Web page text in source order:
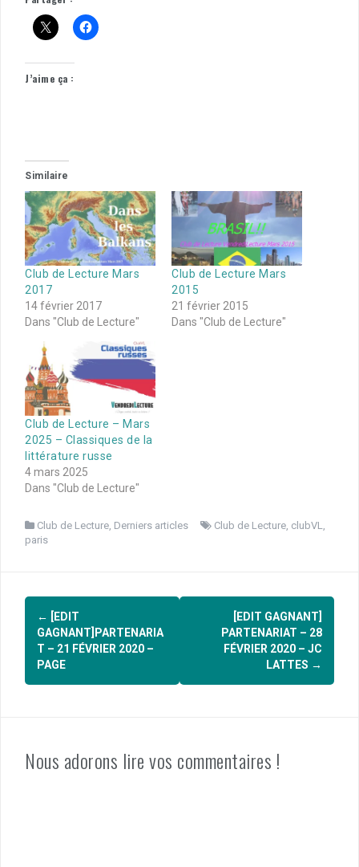
J’aime ça :
Similaire
Club de Lecture Mars
2017
14 février 2017
Dans "Club de Lecture"
Club de Lecture Mars
2015
21 février 2015
Dans "Club de Lecture"
Club de Lecture – Mars
2025 – Classiques de la
littérature russe
4 mars 2025
Dans "Club de Lecture"
Club de Lecture Derniers articles Club de Lecture clubVL
paris
Navigation
d'article
←
[EDIT
GAGNANT]PARTENARIA
T – 21 FÉVRIER 2020 –
PAGE
[EDIT GAGNANT]
PARTENARIAT – 28
FÉVRIER 2020 – JC
LATTES →
Nous adorons lire vos commentaires !